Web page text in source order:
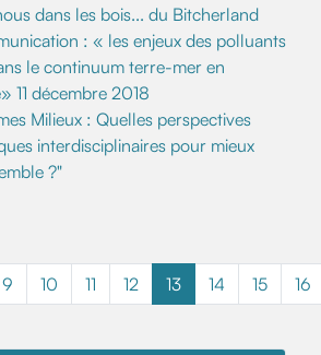
dans les bois... du Bitcherland
: « les enjeux des polluants
le continuum terre-mer en
11 décembre 2018
Milieux : Quelles perspectives
interdisciplinaires pour mieux
?"
9 10 11 12 13 14 15 16